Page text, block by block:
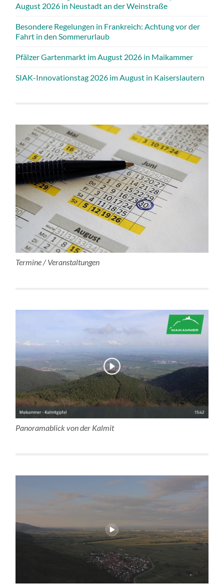
August 2026 in Neustadt an der Weinstraße
Besondere Regelungen in Frankreich: Achtung vor der
Fahrt in den Sommerurlaub
Pfälzer Gartenmarkt im August 2026 in Maikammer
SIAK-Innovationstag 2026 im August in Kaiserslautern
Termine / Veranstaltungen
Panoramablick von der Kalmit